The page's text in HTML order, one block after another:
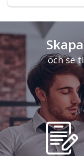
och se